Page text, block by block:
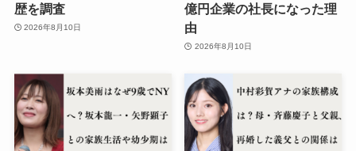
歴を調査
2026年8月10日
億円企業の社長になった理
由
2026年8月10日